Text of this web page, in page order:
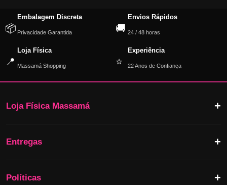
📦
Embalagem Discreta
Privacidade Garantida 🚚
Envios Rápidos
24 / 48 horas
📍
Loja Física
Massamá Shopping ⭐
Experiência
22 Anos de Confiança
Loja Física Massamá
Entregas
Políticas